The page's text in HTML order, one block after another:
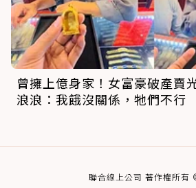
曾擁上億身家！女富豪破產賣
浪浪：我餓沒關係，牠們不行
聯合線上公司 著作權所有